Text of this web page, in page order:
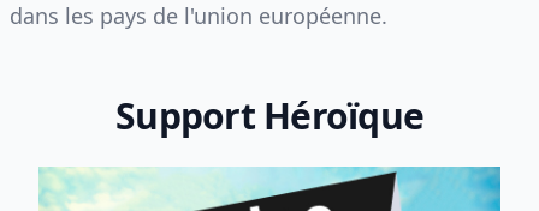
dans les pays de l'union européenne.
Support Héroïque